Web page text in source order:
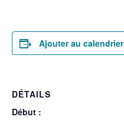
Ajouter au calendrier
DÉTAILS
Début :